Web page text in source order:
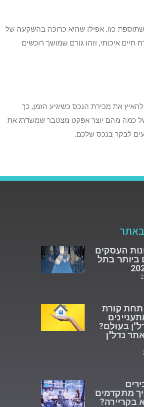
שתוספת כזו, אפילו שהיא כרוכה בהשקעה של
חיים איכותי, וזהו גורם שמושך רוכשים
את מכירת הנכס כשיגיע הזמן, כך
כמה מהם יוצר אפקט מצטבר שמשדרג את
לבקר בנכס שלכם.
מלונות העסקים
ביותר בתל
תחת קורת
בעולם?
נדל"ן
מתקדמים
בקריירה?